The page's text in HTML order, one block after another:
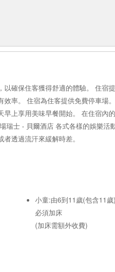
以確保住客獲得舒適的體驗。 住
效率。 住宿為住客提供免費停車
早上享用美味早餐開始。 在住宿
瑞士 - 貝爾酒店 各式各樣的娛樂
透過流汗來緩解時差。
小童:由6到11歲(包含11
必須加床
(加床需額外收費)